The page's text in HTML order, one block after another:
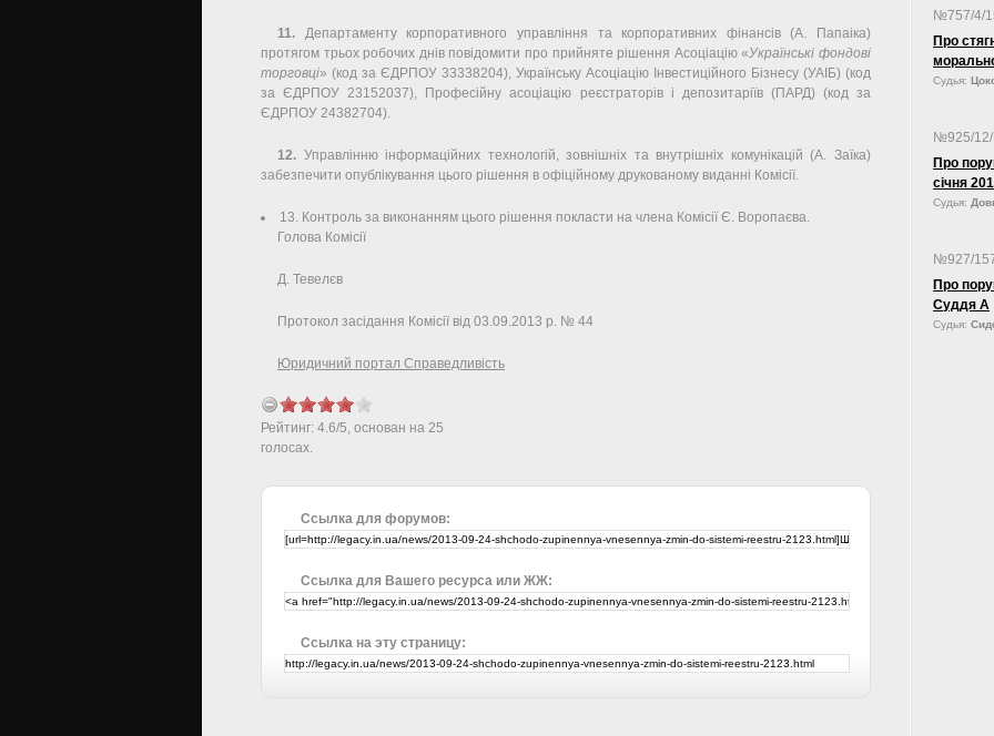
11. Департаменту корпоративного управління та корпоративних фінансів (А. Папаіка)
протягом трьох робочих днів повідомити про прийняте рішення Асоціацію «Українські фондові
торговці» (код за ЄДРПОУ 33338204), Українську Асоціацію Інвестиційного Бізнесу (УАІБ) (код
за ЄДРПОУ 23152037), Професійну асоціацію реєстраторів і депозитаріїв (ПАРД) (код за
ЄДРПОУ 24382704).
12. Управлінню інформаційних технологій, зовнішніх та внутрішніх комунікацій (А. Заїка)
забезпечити опублікування цього рішення в офіційному друкованому виданні Комісії.
13. Контроль за виконанням цього рішення покласти на члена Комісії Є. Воропаєва.
Голова Комісії
Д. Тевелєв
Протокол засідання Комісії від 03.09.2013 р. № 44
Юридичний портал Справедливість
Рейтинг: 4.6/5, основан на 25
голосах.
Ссылка для форумов:
Ссылка для Вашего ресурса или ЖЖ:
Ссылка на эту страницу:
№757/4/
Про
Судья:
№925/
Про
Судья:
№927/
Про
Суддя А
Судья: